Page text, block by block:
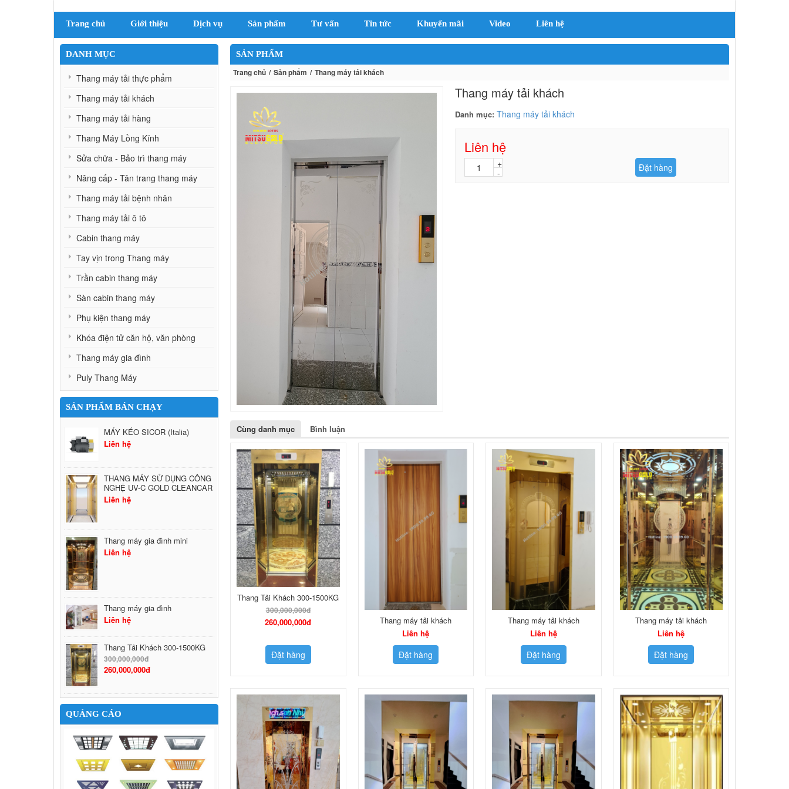
Trang chủ Giới thiệu Dịch vụ Sản phẩm Tư vấn Tin tức Khuyến mãi Video Liên hệ
SẢN PHẨM
Trang chủ Sản phẩm Thang máy tải khách
Thang máy tải khách
Danh mục: Thang máy tải khách
Liên hệ
Đặt hàng
Cùng danh mục Bình luận
Thang Tải Khách 300-1500KG
300,000,000đ
260,000,000đ
Đặt hàng
Thang máy tải khách
Liên hệ
Đặt hàng
Thang máy tải khách
Liên hệ
Đặt hàng
Thang máy tải khách
Liên hệ
Đặt hàng
DANH MỤC
Thang máy tải thực phẩm
Thang máy tải khách
Thang máy tải hàng
Thang Máy Lồng Kính
Sửa chữa - Bảo trì thang máy
Nâng cấp - Tân trang thang máy
Thang máy tải bệnh nhân
Thang máy tải ô tô
Cabin thang máy
Tay vịn trong Thang máy
Trần cabin thang máy
Sàn cabin thang máy
Phụ kiện thang máy
Khóa điện tử căn hộ, văn phòng
Thang máy gia đình
Puly Thang Máy
SẢN PHẨM BÁN CHẠY
MÁY KÉO SICOR (Italia)
Liên hệ
THANG MÁY SỬ DỤNG CÔNG
NGHỆ UV-C GOLD CLEANCAR
Liên hệ
Thang máy gia đình mini
Liên hệ
Thang máy gia đình
Liên hệ
Thang Tải Khách 300-1500KG
300,000,000đ
260,000,000đ
QUẢNG CÁO